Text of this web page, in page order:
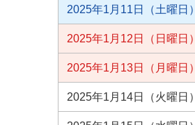
2025年1月11日（土曜日）
2025年1月12日（日曜日）
2025年1月13日（月曜日）
2025年1月14日（火曜日）